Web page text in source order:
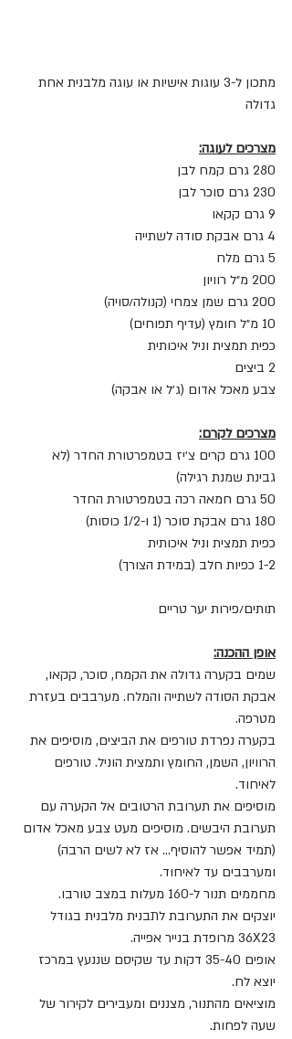
מתכון ל-3 עוגות אישיות או עוגה מלבנית אחת
גדולה
מצרכים לעוגה:
280 גרם קמח לבן
230 גרם סוכר לבן
9 גרם קקאו
4 גרם אבקת סודה לשתייה
5 גרם מלח
200 מ״ל רוויון
200 גרם שמן צמחי (קנולה/סויה)
10 מ״ל חומץ (עדיף תפוחים)
כפית תמצית וניל איכותית
2 ביצים
צבע מאכל אדום (ג׳ל או אבקה)
מצרכים לקרם:
100 גרם קרים צ׳יז בטמפרטורת החדר (לא
גבינת שמנת רגילה)
50 גרם חמאה רכה בטמפרטורת החדר
180 גרם אבקת סוכר (1 ו-1/2 כוסות)
כפית תמצית וניל איכותית
1-2 כפיות חלב (במידת הצורך)
תותים/פירות יער טריים
אופן ההכנה:
שמים בקערה גדולה את הקמח, סוכר, קקאו,
אבקת הסודה לשתייה והמלח. מערבבים בעזרת
מטרפה.
בקערה נפרדת טורפים את הביצים, מוסיפים את
הרוויון, השמן, החומץ ותמצית הוניל. טורפים
לאיחוד.
מוסיפים את תערובת הרטובים אל הקערה עם
תערובת היבשים. מוסיפים מעט צבע מאכל אדום
(תמיד אפשר להוסיף... אז לא לשים הרבה)
ומערבבים עד לאיחוד.
מחממים תנור ל-160 מעלות במצב טורבו.
יוצקים את התערובת לתבנית מלבנית בגודל
36X23 מרופדת בנייר אפייה.
אופים 35-40 דקות עד שקיסם שננעץ במרכז
יוצא לח.
מוציאים מהתנור, מצננים ומעבירים לקירור של
שעה לפחות.